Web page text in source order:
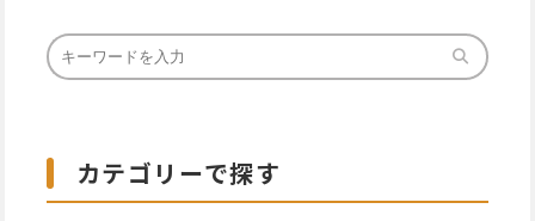
カテゴリーで探す